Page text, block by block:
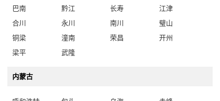
巴南
黔江 长寿
江津
合川
永川 南川
璧山
铜梁
潼南 荣昌
开州
梁平
武隆
内蒙古